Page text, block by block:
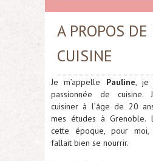
A PROPOS
CUISINE
Je m’appelle Pauline, je
passionnée de cuisine.
cuisiner à l’âge de 20
mes études à Grenoble.
cette époque, pour moi,
fallait bien se nourrir.